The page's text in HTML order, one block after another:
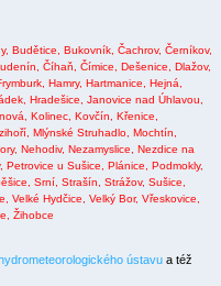
Budětice, Bukovník, Čachrov, Černíkov,
Číhaň, Čímice, Dešenice, Dlažov,
Hamry, Hartmanice, Hejná,
Hradešice, Janovice nad Úhlavou,
Kolinec, Kovčín, Křenice,
Mlýnské Struhadlo, Mochtín,
Nehodiv, Nezamyslice, Nezdice na
Petrovice u Sušice, Plánice, Podmokly,
Srní, Strašín, Strážov, Sušice,
Velké Hydčice, Velký Bor, Vřeskovice,
Žihobce
ústavu a též